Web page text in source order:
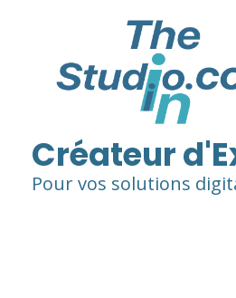
Créateur
Pour vos solutions